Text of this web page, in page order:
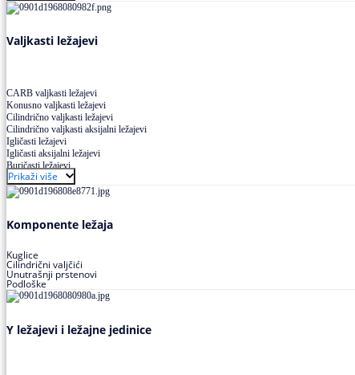
Valjkasti ležajevi
CARB valjkasti ležajevi
Konusno valjkasti ležajevi
Cilindrično valjkasti ležajevi
Cilindrično valjkasti aksijalni ležajevi
Igličasti ležajevi
Igličasti aksijalni ležajevi
Buričasti ležajevi
Buričasti zaptiveni ležajevi
Buričasti aksijalni ležajevi
Prikaži više
Komponente ležaja
Kuglice
Cilindrični valjčići
Unutrašnji prstenovi
Podloške
Y ležajevi i ležajne jedinice